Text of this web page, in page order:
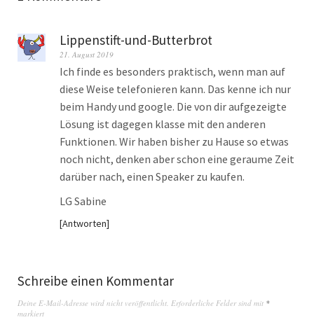
Lippenstift-und-Butterbrot
21. August 2019
Ich finde es besonders praktisch, wenn man auf
diese Weise telefonieren kann. Das kenne ich nur
beim Handy und google. Die von dir aufgezeigte
Lösung ist dagegen klasse mit den anderen
Funktionen. Wir haben bisher zu Hause so etwas
noch nicht, denken aber schon eine geraume Zeit
darüber nach, einen Speaker zu kaufen.
LG Sabine
Antworten
Schreibe einen Kommentar
Deine E-Mail-Adresse wird nicht veröffentlicht. Erforderliche Felder sind mit *
markiert